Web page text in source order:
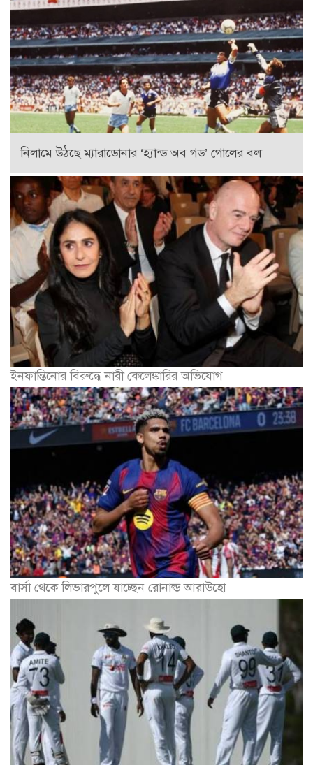
নিলামে উঠছে ম্যারাডোনার ‘হ্যান্ড অব গড’ গোলের বল
ইনফান্তিনোর বিরুদ্ধে নারী কেলেঙ্কারির অভিযোগ
বার্সা থেকে লিভারপুলে যাচ্ছেন রোনাল্ড আরাউহো